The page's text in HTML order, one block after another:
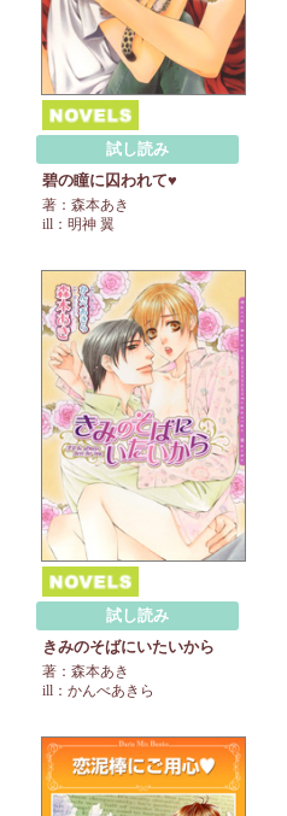
試し読み
碧の瞳に囚われて♥
著：森本あき
ill：明神 翼
試し読み
きみのそばにいたいから
著：森本あき
ill：かんべあきら